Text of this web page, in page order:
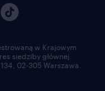
w Krajowym
siedziby głównej
02-305 Warszawa.